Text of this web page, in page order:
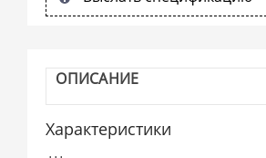
ОПИСАНИЕ
Характеристики